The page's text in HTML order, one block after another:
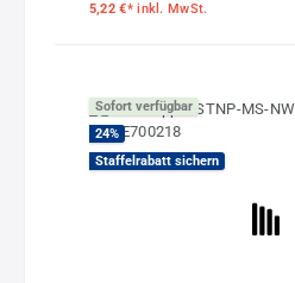
5,22 €*inkl. MwSt.
Sofort verfügbar
24%
Staffelrabatt sichern